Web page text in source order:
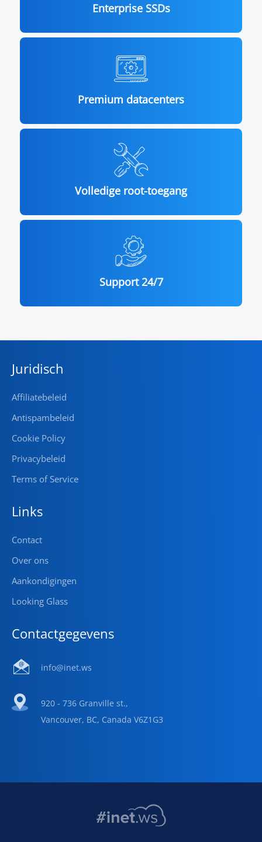
Enterprise SSDs
Premium datacenters
Volledige root-toegang
Support 24/7
Juridisch
Affiliatebeleid
Antispambeleid
Cookie Policy
Privacybeleid
Terms of Service
Links
Contact
Over ons
Aankondigingen
Looking Glass
Contactgegevens
info@inet.ws
920 - 736 Granville st.,
Vancouver, BC, Canada V6Z1G3